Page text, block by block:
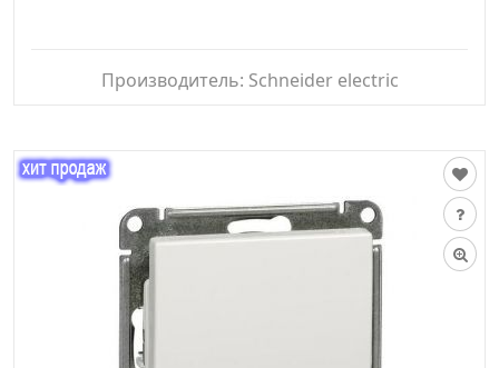
Производитель: Schneider electric